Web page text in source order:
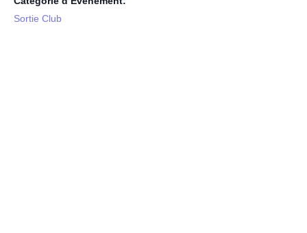
Sortie Club